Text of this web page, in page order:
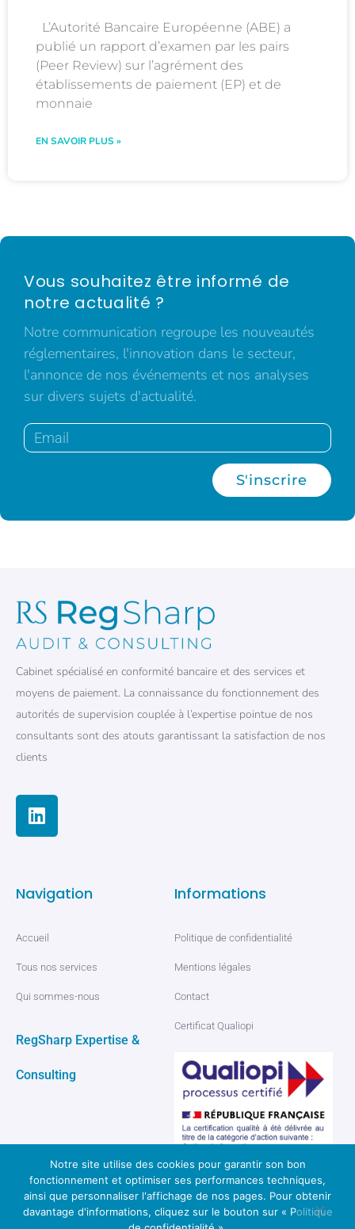
L’Autorité Bancaire Européenne (ABE) a
publié un rapport d’examen par les pairs
(Peer Review) sur l’agrément des
établissements de paiement (EP) et de
monnaie
EN SAVOIR PLUS »
Vous souhaitez être informé de
notre actualité ?
Notre communication regroupe les nouveautés
réglementaires, l'innovation dans le secteur,
l'annonce de nos événements et nos analyses
sur divers sujets d'actualité.
S'inscrire
Cabinet spécialisé en conformité bancaire et des services et
moyens de paiement. La connaissance du fonctionnement des
autorités de supervision couplée à l’expertise pointue de nos
consultants sont des atouts garantissant la satisfaction de nos
clients
Navigation
Accueil
Tous nos services
Qui sommes-nous
RegSharp Expertise &
Consulting
Informations
Politique de confidentialité
Mentions légales
Contact
Certificat Qualiopi
© 2026 Regsharp, tous droits réservés
Notre site utilise des cookies pour garantir son bon
fonctionnement et optimiser ses performances techniques,
ainsi que personnaliser l'affichage de nos pages. Pour obtenir
davantage d'informations, cliquez sur le bouton sur « Politique